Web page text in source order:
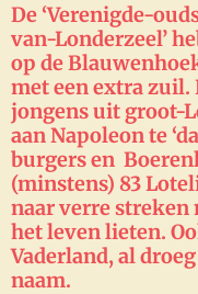
De ‘Verenigde-
van-Londerzeel’
op de
met een extra zuil.
jongens uit groot-
aan Napoleon te
burgers en
(minstens) 83
naar verre streken
het leven lieten.
Vaderland, al
naam.